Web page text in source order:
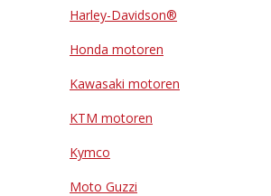
Harley-Davidson®
Honda motoren
Kawasaki motoren
KTM motoren
Kymco
Moto Guzzi